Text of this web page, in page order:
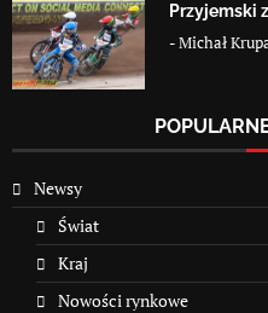
Przyjemski
-Michał
Newsy
Świat
Kraj
Nowości rynkowe